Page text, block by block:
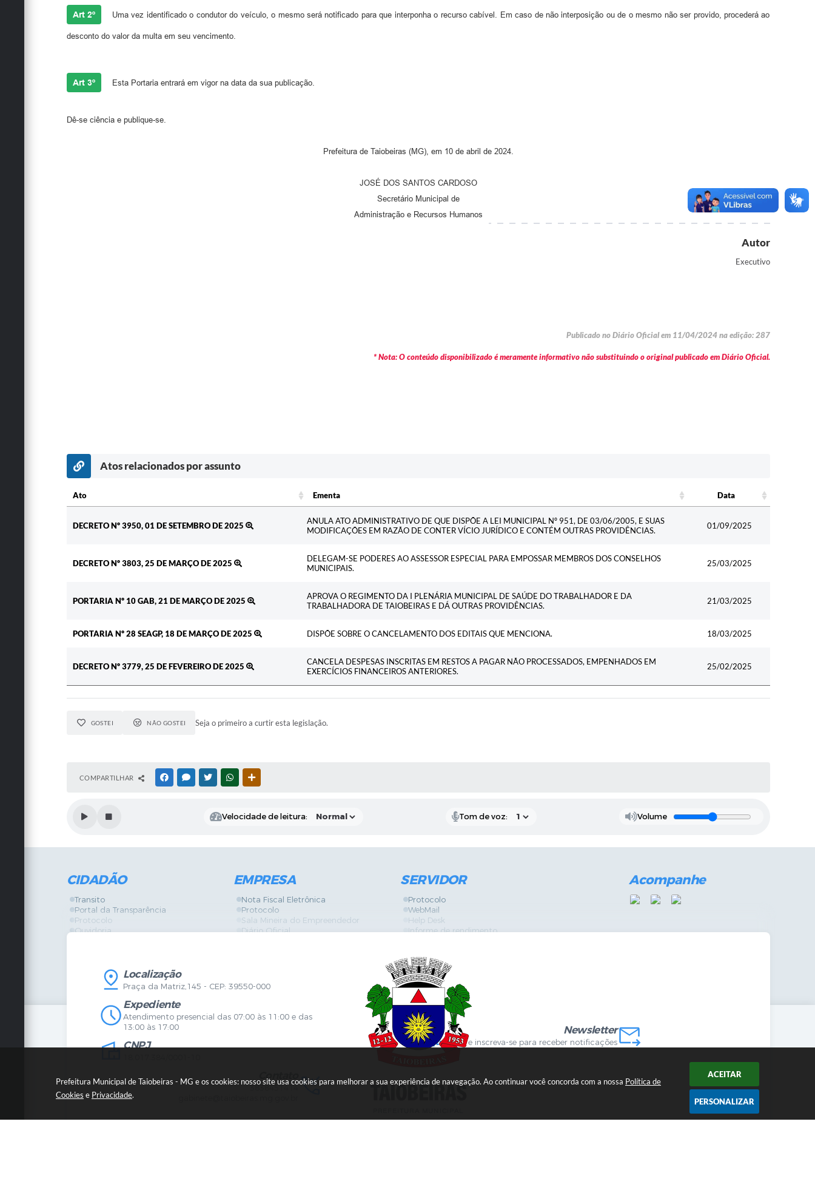
Prefeitura Municipal de Taiobeiras - MG e os cookies: nosso site usa cookies para melhorar a sua experiência de navegação. Ao continuar você concorda com a nossa Política de
Cookies e Privacidade.
ACEITAR
PERSONALIZAR
Art 2º Uma vez identificado o condutor do veículo, o mesmo será notificado para que interponha o recurso cabível. Em caso de não interposição ou de o mesmo não ser provido, procederá ao
desconto do valor da multa em seu vencimento.
Art 3º Esta Portaria entrará em vigor na data da sua publicação.
Dê-se ciência e publique-se.
Prefeitura de Taiobeiras (MG), em 10 de abril de 2024.
JOSÉ DOS SANTOS CARDOSO
Secretário Municipal de
Administração e Recursos Humanos
Autor
Executivo
Publicado no Diário Oficial em 11/04/2024 na edição: 287
* Nota: O conteúdo disponibilizado é meramente informativo não substituindo o original publicado em Diário Oficial.
Atos relacionados por assunto
Ato Ementa
Data
DECRETO Nº 3950, 01 DE SETEMBRO DE 2025
ANULA ATO ADMINISTRATIVO DE QUE DISPÕE A LEI MUNICIPAL Nº 951, DE 03/06/2005, E SUAS
MODIFICAÇÕES EM RAZÃO DE CONTER VÍCIO JURÍDICO E CONTÉM OUTRAS PROVIDÊNCIAS.
01/09/2025
DECRETO Nº 3803, 25 DE MARÇO DE 2025
DELEGAM-SE PODERES AO ASSESSOR ESPECIAL PARA EMPOSSAR MEMBROS DOS CONSELHOS
MUNICIPAIS.
25/03/2025
PORTARIA Nº 10 GAB, 21 DE MARÇO DE 2025
APROVA O REGIMENTO DA I PLENÁRIA MUNICIPAL DE SAÚDE DO TRABALHADOR E DA
TRABALHADORA DE TAIOBEIRAS E DÁ OUTRAS PROVIDÊNCIAS.
21/03/2025
PORTARIA Nº 28 SEAGP, 18 DE MARÇO DE 2025 DISPÕE SOBRE O CANCELAMENTO DOS EDITAIS QUE MENCIONA. 18/03/2025
DECRETO Nº 3779, 25 DE FEVEREIRO DE 2025
CANCELA DESPESAS INSCRITAS EM RESTOS A PAGAR NÃO PROCESSADOS, EMPENHADOS EM
EXERCÍCIOS FINANCEIROS ANTERIORES.
25/02/2025
GOSTEI NÃO GOSTEI Seja o primeiro a curtir esta legislação.
COMPARTILHAR FACEBOOKMESSENGER
TWITTERWHATSAPP
Velocidade de leitura: Tom de voz: Volume
CIDADÃO
Transito
Portal da Transparência
Protocolo
Ouvidoria
Legislação
Diário Oficial
Mapa do Site
Certidões
Agenda de Eventos
Concursos
Telefones Úteis
EMPRESA
Nota Fiscal Eletrônica
Protocolo
Sala Mineira do Empreendedor
Diário Oficial
Serviços Online
Vigilância Sanitária
SERVIDOR
Protocolo
WebMail
Help Desk
Informe de rendimento
GPI
Diário Oficial
Fale com RH
SGDI - Sistema de Gerência de Demandas Internas
Concurso Público e Processo Seletivo
Portal da Atenção Primaria
Acompanhe
Localização
Praça da Matriz,145 - CEP: 39550-000
Expediente
Atendimento presencial das 07:00 às 11:00 e das
13:00 às 17:00
CNPJ
Contato
3838451414
Newsletter
Clique aquie inscreva-se para receber notificações